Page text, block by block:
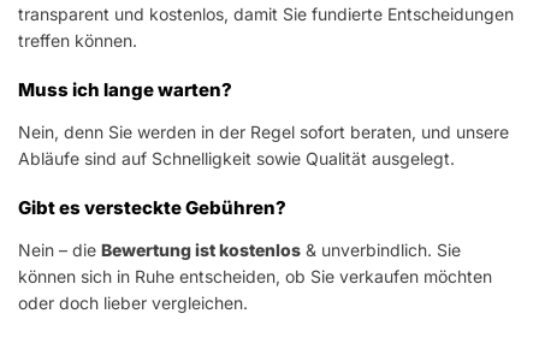
transparent und kostenlos, damit Sie fundierte Entscheidungen
treffen können.
Muss ich lange warten?
Nein, denn Sie werden in der Regel sofort beraten, und unsere
Abläufe sind auf Schnelligkeit sowie Qualität ausgelegt.
Gibt es versteckte Gebühren?
Nein – die Bewertung ist kostenlos & unverbindlich. Sie
können sich in Ruhe entscheiden, ob Sie verkaufen möchten
oder doch lieber vergleichen.